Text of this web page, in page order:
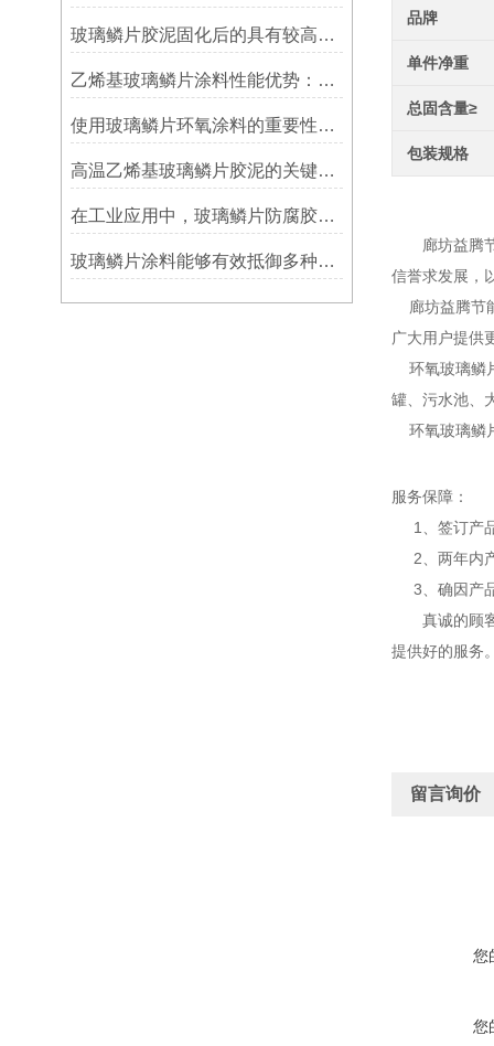
玻璃鳞片胶泥固化后的具有较高的硬度和耐磨性
乙烯基玻璃鳞片涂料性能优势：多重防护的协同效应
使用玻璃鳞片环氧涂料的重要性在哪里方面？
高温乙烯基玻璃鳞片胶泥的关键优势：从耐久性到施工适应性
在工业应用中，玻璃鳞片防腐胶泥展现出了多重防护作用
玻璃鳞片涂料能够有效抵御多种化学物质侵蚀
品牌
单件净重
总固含量≥
包装规格
廊坊益腾节
信誉求发展，
廊坊益腾节
广大用户提供
环氧玻璃鳞
罐、污水池、
环氧玻璃鳞
服务保障：
1、签订产
2、两年内产
3、确因产品
真诚的顾客
提供好的服务
留言询价
您
您